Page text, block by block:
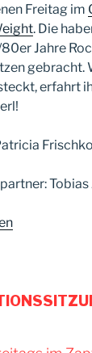
Freitag im
. Die
Jahre
gebracht.
erfahrt
Frischko
Tobias